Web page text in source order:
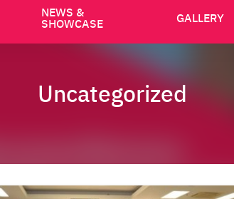
NEWS &
SHOWCASE GALLERY
Uncategorized